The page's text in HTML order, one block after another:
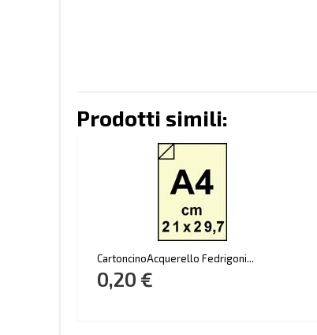
Prodotti simili:
CartoncinoAcquerello Fedrigoni...
0,20 €